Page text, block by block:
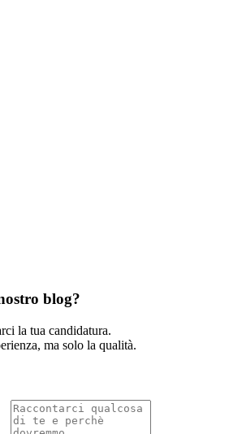
blog?
la tua candidatura.
ma solo la qualità.